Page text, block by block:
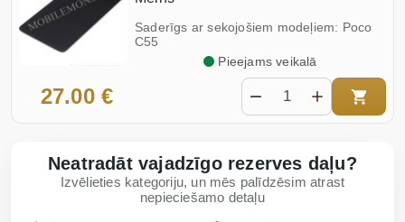
Saderīgs ar sekojošiem modeļiem: Poco
C55
27.00 €
Pieejams veikalā
Neatradāt vajadzīgo rezerves daļu?
Izvēlieties kategoriju, un mēs palīdzēsim atrast
nepieciešamo detaļu